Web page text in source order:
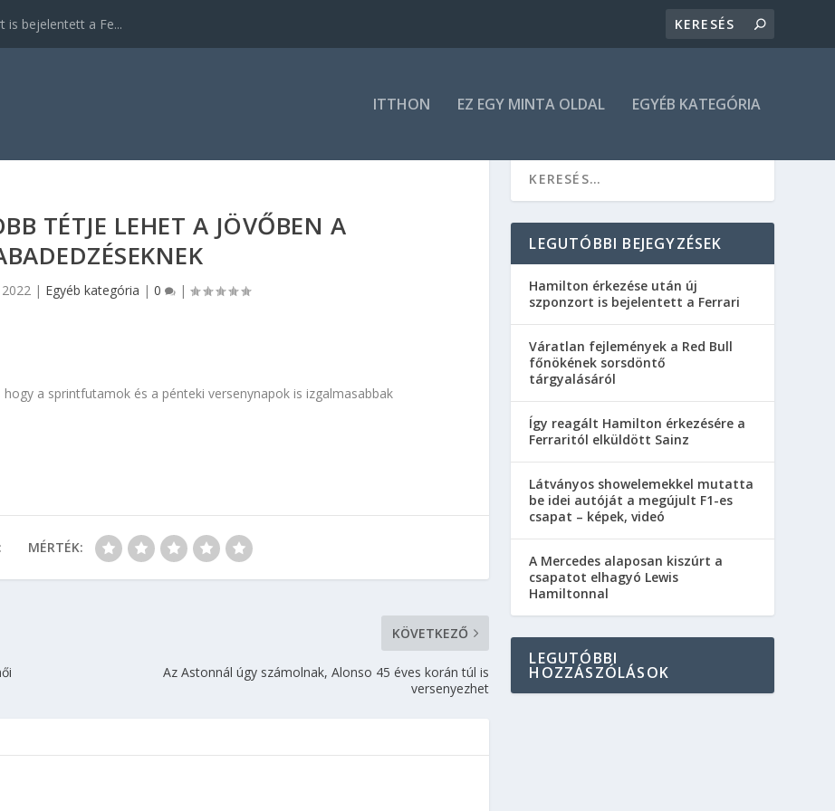
is bejelentett a Fe...
ITTHON EZ EGY MINTA OLDAL EGYÉB KATEGÓRIA
TÉTJE LEHET A JÖVŐBEN A
| Egyéb kategória |0 |
a sprintfutamok és a pénteki versenynapok is izgalmasabbak
MÉRTÉK:
KÖVETKEZŐ
Az Astonnál úgy számolnak, Alonso 45 éves korán túl is
versenyezhet
LEGUTÓBBI BEJEGYZÉSEK
Hamilton érkezése után új
szponzort is bejelentett a Ferrari
Váratlan fejlemények a Red Bull
főnökének sorsdöntő
tárgyalásáról
Így reagált Hamilton érkezésére a
Ferraritól elküldött Sainz
Látványos showelemekkel mutatta
be idei autóját a megújult F1-es
csapat – képek, videó
A Mercedes alaposan kiszúrt a
csapatot elhagyó Lewis
Hamiltonnal
LEGUTÓBBI
HOZZÁSZÓLÁSOK